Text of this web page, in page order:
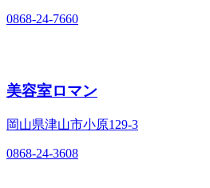
0868-24-7660
美容室ロマン
岡山県津山市小原129‐3
0868-24-3608